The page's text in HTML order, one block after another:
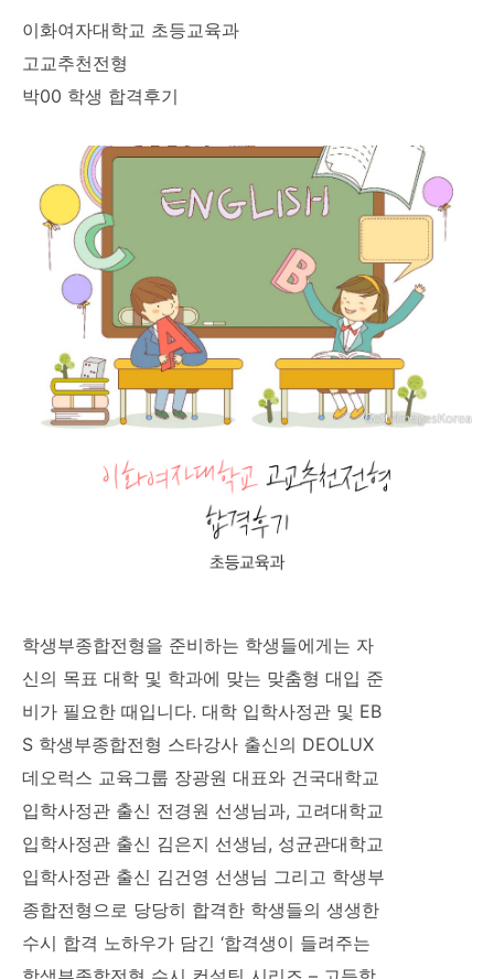
이화여자대학교 초등교육과
고교추천전형
박00 학생 합격후기
학생부종합전형을 준비하는 학생들에게는 자
신의 목표 대학 및 학과에 맞는 맞춤형 대입 준
비가 필요한 때입니다. 대학 입학사정관 및 EB
S 학생부종합전형 스타강사 출신의 DEOLUX
데오럭스 교육그룹 장광원 대표와 건국대학교
입학사정관 출신 전경원 선생님과, 고려대학교
입학사정관 출신 김은지 선생님, 성균관대학교
입학사정관 출신 김건영 선생님 그리고 학생부
종합전형으로 당당히 합격한 학생들의 생생한
수시 합격 노하우가 담긴 ‘합격생이 들려주는